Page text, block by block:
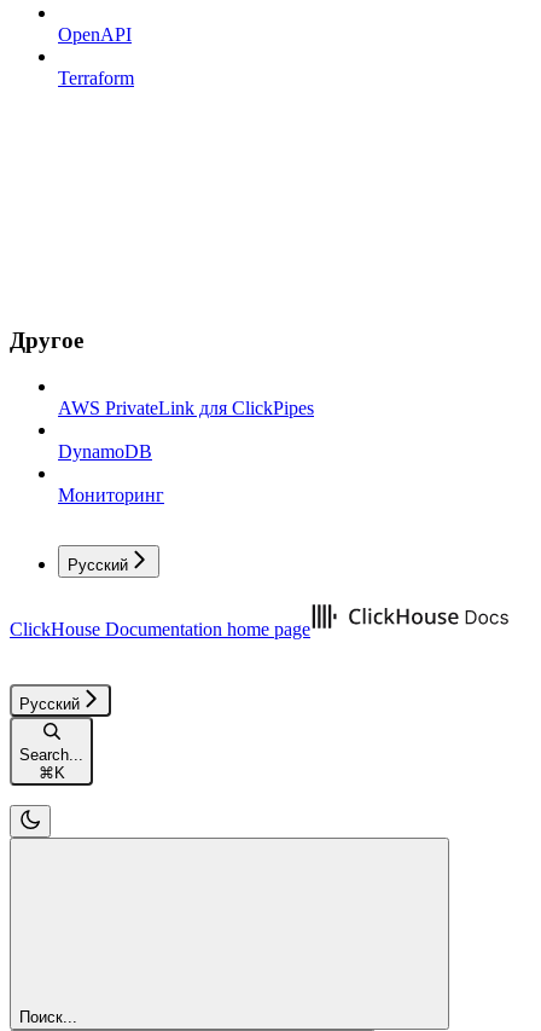
OpenAPI
Terraform
Другое
AWS PrivateLink для ClickPipes
DynamoDB
Мониторинг
Русский
ClickHouse Documentation home page
Русский
Search...
⌘ K
Поиск...